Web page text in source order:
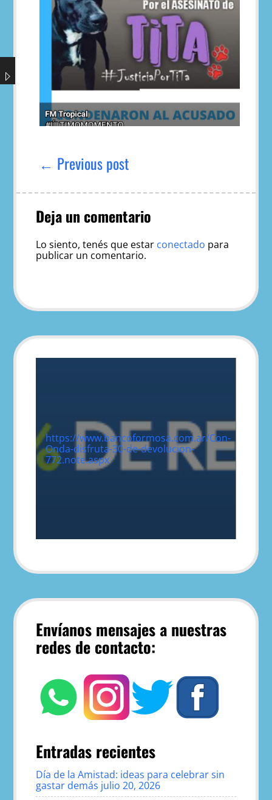
entradas
← Previous post
Deja un comentario
Lo siento, tenés que estar conectado para
publicar un comentario.
https://www.bancoformosa.com.ar/Con-
Onda-disfruta-30-de-devolucion-
772.note.aspx
Envíanos mensajes a nuestras
redes de contacto:
Entradas recientes
Día de la Amistad: ideas para celebrar sin
gastar demás julio 20, 2026